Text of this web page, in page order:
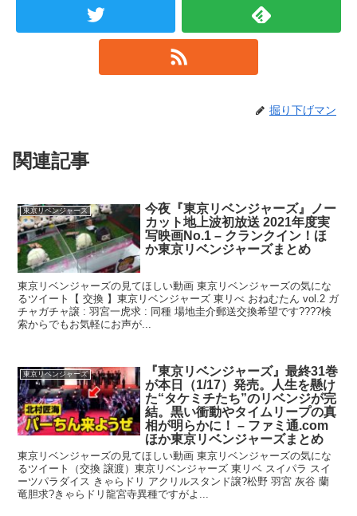
掘り下げマン
関連記事
東京リベンジャーズ
今夜『東京リベンジャーズ』ノー
カット地上波初放送 2021年度実
写映画No.1 – クランクイン！ほ
か東京リベンジャーズまとめ
東京リベンジャーズの見てほしい動画 東京リベンジャーズの気にな
るツイート【 交換 】東京リベンジャーズ 東リべ おねむたん vol.2 ガ
チャガチャ譲 : 羽宮一虎求 : 同種 場地圭介郵送交換希望です????検
索からでもお気軽にお声が...
東京リベンジャーズ
『東京リベンジャーズ』最終31巻
が本日（1/17）発売。人生を懸け
た“タケミチたち”のリベンジが完
結。黒い衝動やタイムリープの真
相が明らかに！ – ファミ通.com
ほか東京リベンジャーズまとめ
東京リベンジャーズの見てほしい動画 東京リベンジャーズの気にな
るツイート（交換 譲渡）東京リベンジャーズ 東リベ スイパラ スイ
ーツパラダイス きゃらドリ アクリルスタンド譲?松野 羽宮 灰谷 蘭
竜胆求?きゃらドリ龍宮寺異種ですがよ...